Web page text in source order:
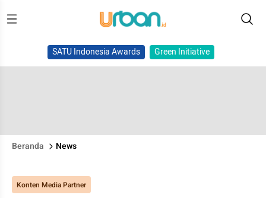
SATU Indonesia Awards Green Initiative
Beranda News
Konten Media Partner